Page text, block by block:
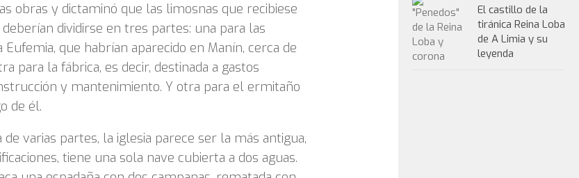
obras y dictaminó que las limosnas que recibiese
dividirse en tres partes: una para las
Eufemia, que habrían aparecido en Manín, cerca de
para la fábrica, es decir, destinada a gastos
y mantenimiento. Y otra para el ermitaño
de él.
varias partes, la iglesia parece ser la más antigua,
tiene una sola nave cubierta a dos aguas.
El castillo de la
tiránica Reina Loba
de A Limia y su
leyenda